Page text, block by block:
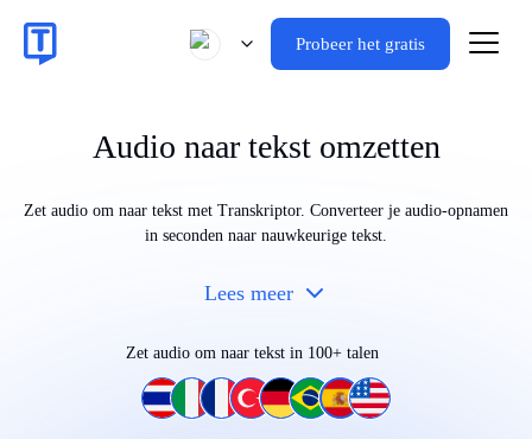
Probeer het gratis
Audio naar tekst omzetten
Zet audio om naar tekst met Transkriptor. Converteer je audio-opnamen
in seconden naar nauwkeurige tekst.
Lees meer
Zet audio om naar tekst in 100+ talen